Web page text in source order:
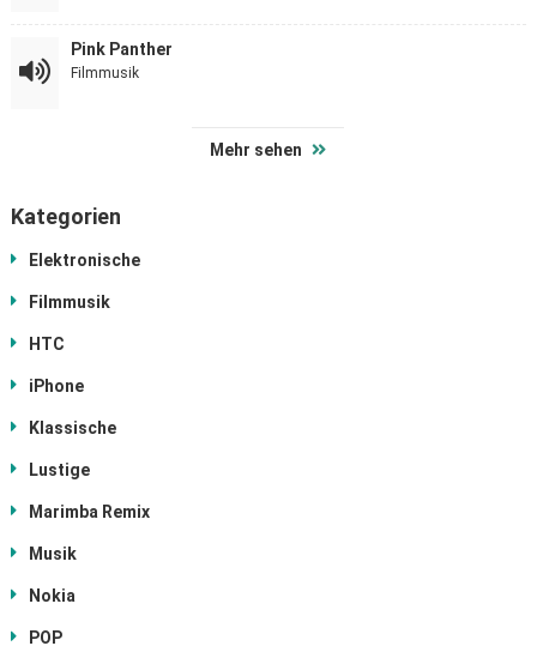
Pink Panther
Filmmusik
Mehr sehen
Kategorien
Elektronische
Filmmusik
HTC
iPhone
Klassische
Lustige
Marimba Remix
Musik
Nokia
POP